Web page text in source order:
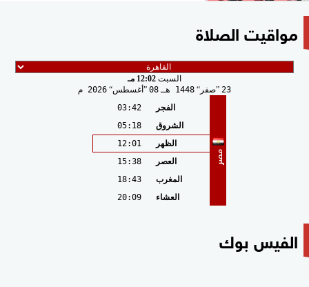
مواقيت الصلاة
السبت 12:02 مـ
23 صفر 1448 هـ 08 أغسطس 2026 م
مصر
الفجر
03:42
الشروق
05:18
الظهر
12:01
العصر
15:38
المغرب
18:43
العشاء
20:09
الفيس بوك